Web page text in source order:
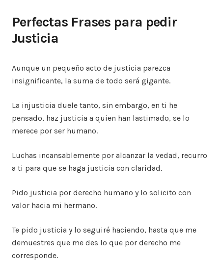
Perfectas Frases para pedir
Justicia
Aunque un pequeño acto de justicia parezca
insignificante, la suma de todo será gigante.
La injusticia duele tanto, sin embargo, en ti he
pensado, haz justicia a quien han lastimado, se lo
merece por ser humano.
Luchas incansablemente por alcanzar la vedad, recurro
a ti para que se haga justicia con claridad.
Pido justicia por derecho humano y lo solicito con
valor hacia mi hermano.
Te pido justicia y lo seguiré haciendo, hasta que me
demuestres que me des lo que por derecho me
corresponde.